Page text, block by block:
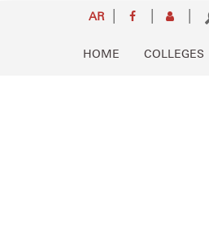
AR
Main
navigation
HOME COLLEGES